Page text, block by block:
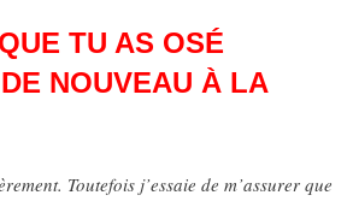
TU AS OSÉ
NOUVEAU À LA
Toutefois j’essaie de m’assurer que